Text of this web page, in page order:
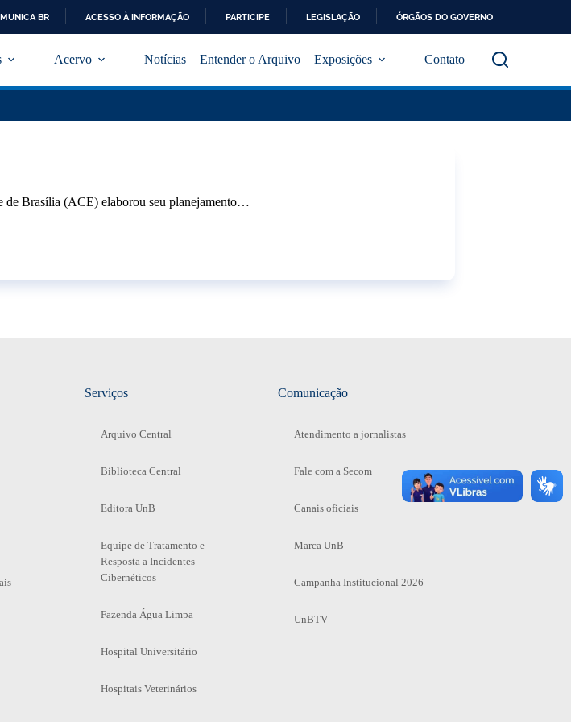
A
E
BR ACESSO À INFORMAÇÃO PARTICIPE LEGISLAÇÃO ÓRGÃOS DO GOVERNO
Acervo Notícias Entender o Arquivo Exposições Contato
de Brasília (ACE) elaborou seu planejamento…
Serviços
Arquivo Central
Biblioteca Central
Editora UnB
Equipe de Tratamento e
Resposta a Incidentes
Cibernéticos
Fazenda Água Limpa
Hospital Universitário
Hospitais Veterinários
Comunicação
Atendimento a jornalistas
Fale com a Secom
Canais oficiais
Marca UnB
Campanha Institucional 2026
UnBTV